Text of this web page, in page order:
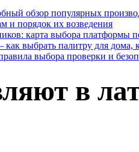
обзор популярных
и порядок их возведения
карта выбора платформы
выбрать палитру для дома,
выбора проверки и
в